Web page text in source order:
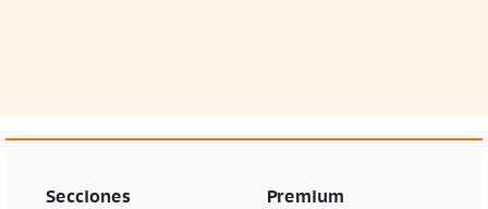
Secciones Premium